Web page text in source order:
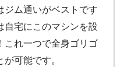
ジム通いがベストです
自宅にこのマシンを設
これ一つで全身ゴリゴ
が可能です。